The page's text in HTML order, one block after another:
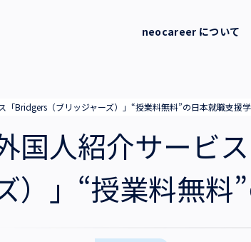
neocareer について
「Bridgers（ブリッジャーズ）」“授業料無料”の日本就職支援
国人紹介サービ
）」“授業料無料